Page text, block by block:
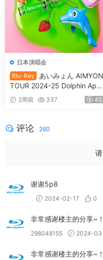
日本演唱会
Blu-Ray
あいみょん AIMYON
TOUR 2024-25 Dolphin Apar
tment IN Osaka Castle Hall
[2025.09.17] [BDISO 2BD 9
2周前 337 45
评论 260
谢谢5p8
2024-02-17 0
非常感谢楼主的分享~！
298048155 2024-
非常感谢楼主的分享~！